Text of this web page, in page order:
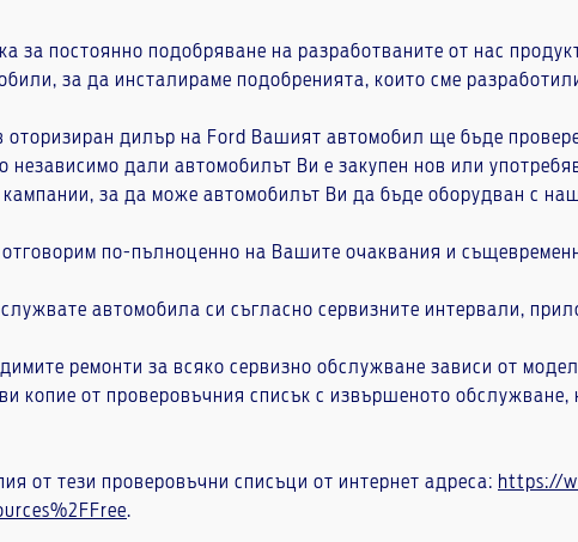
за постоянно подобряване на разработваните от нас
за да инсталираме подобренията, които сме
оторизиран дилър на Ford Вашият автомобил ще бъде
независимо дали автомобилът Ви е закупен нов или
за да може автомобилът Ви да бъде оборудван с
по-пълноценно на Вашите очаквания и
автомобила си съгласно сервизните интервали,
ремонти за всяко сервизно обслужване зависи от
копие от проверовъчния списък с извършеното
от тези проверовъчни списъци от интернет адреса: https://
.